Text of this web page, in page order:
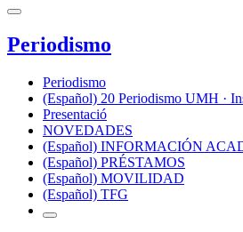
Periodismo
Periodismo
(Español) 20 Periodismo UMH ·
Presentació
NOVEDADES
(Español) INFORMACIÓN
(Español) PRÉSTAMOS
(Español) MOVILIDAD
(Español) TFG